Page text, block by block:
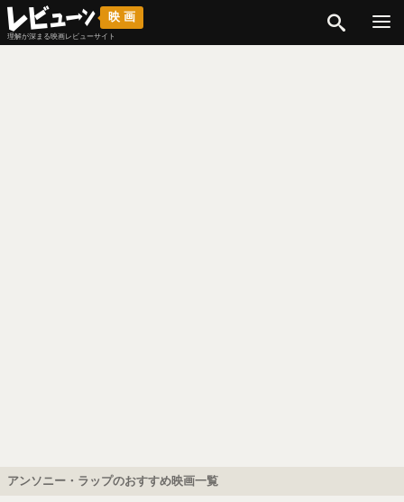
映画
理解が深まる映画レビューサイト
アンソニー・ラップのおすすめ映画一覧